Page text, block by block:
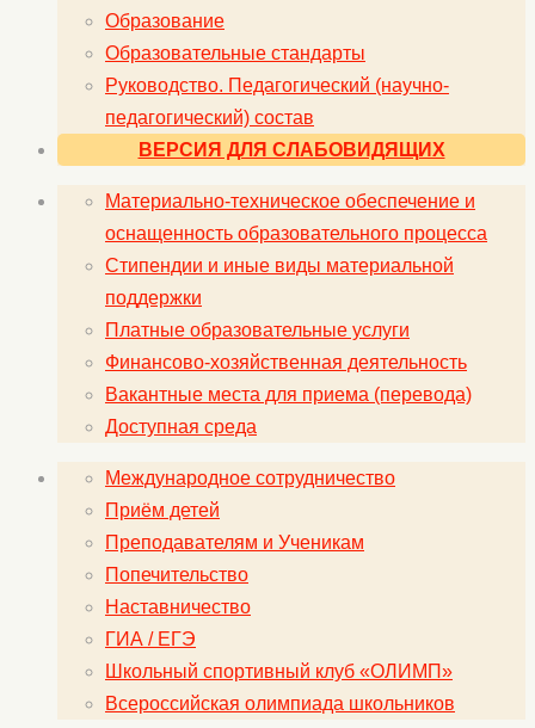
Образование
Образовательные стандарты
Руководство. Педагогический (научно-
педагогический) состав
ВЕРСИЯ ДЛЯ СЛАБОВИДЯЩИХ
Материально-техническое обеспечение и
оснащенность образовательного процесса
Стипендии и иные виды материальной
поддержки
Платные образовательные услуги
Финансово-хозяйственная деятельность
Вакантные места для приема (перевода)
Доступная среда
Международное сотрудничество
Приём детей
Преподавателям и Ученикам
Попечительство
Наставничество
ГИА / ЕГЭ
Школьный спортивный клуб «ОЛИМП»
Всероссийская олимпиада школьников